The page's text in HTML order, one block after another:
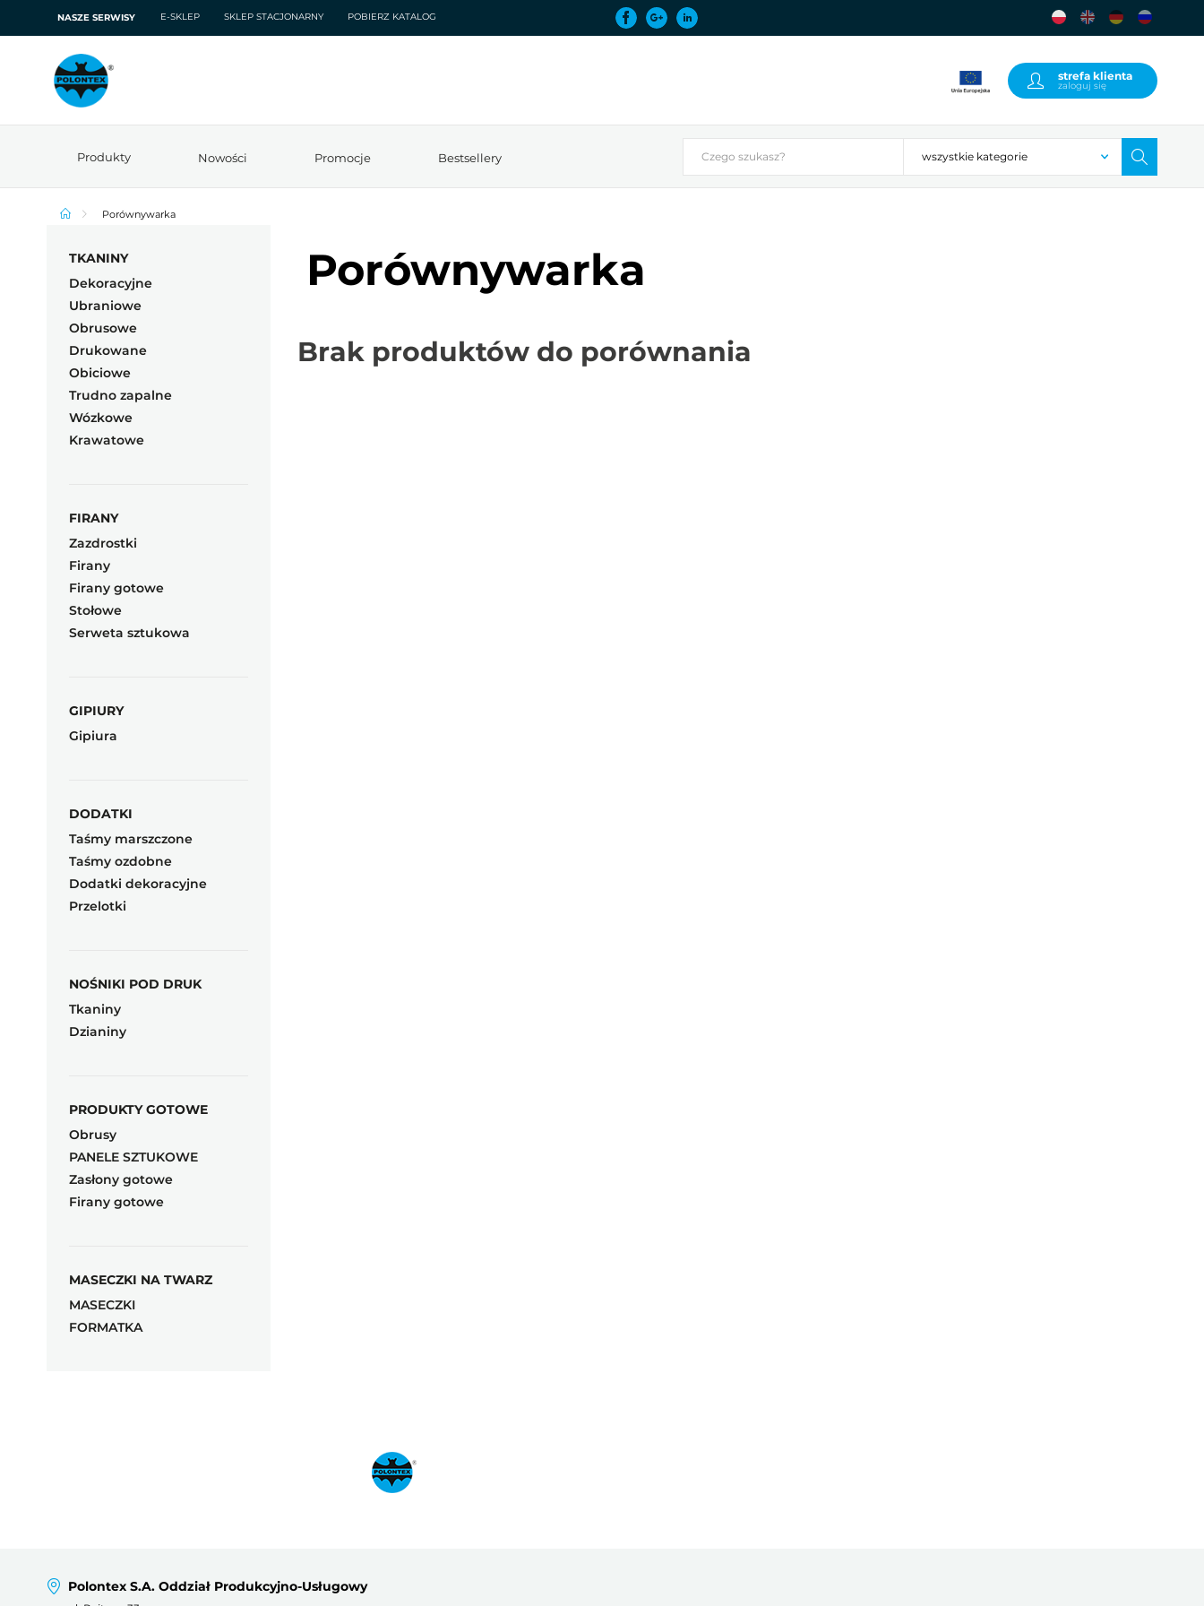
NASZE SERWISY E-SKLEP SKLEP STACJONARNY POBIERZ KATALOG
strefa klienta
zaloguj się
Produkty Nowości Promocje Bestsellery
Porównywarka
TKANINY
Dekoracyjne
Ubraniowe
Obrusowe
Drukowane
Obiciowe
Trudno zapalne
Wózkowe
Krawatowe
FIRANY
Zazdrostki
Firany
Firany gotowe
Stołowe
Serweta sztukowa
GIPIURY
Gipiura
DODATKI
Taśmy marszczone
Taśmy ozdobne
Dodatki dekoracyjne
Przelotki
NOŚNIKI POD DRUK
Tkaniny
Dzianiny
PRODUKTY GOTOWE
Obrusy
PANELE SZTUKOWE
Zasłony gotowe
Firany gotowe
MASECZKI NA TWARZ
MASECZKI
FORMATKA
Porównywarka
Brak produktów do porównania
Polontex S.A. Oddział Produkcyjno-Usługowy